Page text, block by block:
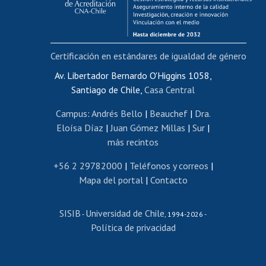
Funcionarias/os
Cursos internos de capacitación
Bienestar del personal
Portal de movilidad interna
Certificado de renta
Certificado de renta honorarios
Editar páginas blancas
Extranjeras/os
Revalidación y reconocimiento de títulos
Postulación al Programa de Movilidad Estudiantil
Cursos de español
Av. Libertador Bernardo O'Higgins 1058,
Santiago de Chile, Casa Central
Campus: Andrés Bello | Beauchef| Dra.
Eloísa Díaz |Juan Gómez Millas | Sur |
más recintos
+56 2 29782000 | Teléfonos y correos |
Mapa del portal| Contacto
SISIB - Universidad de Chile, 1994-2026 -
Política de privacidad
Certificación en estándares de igualdad de género